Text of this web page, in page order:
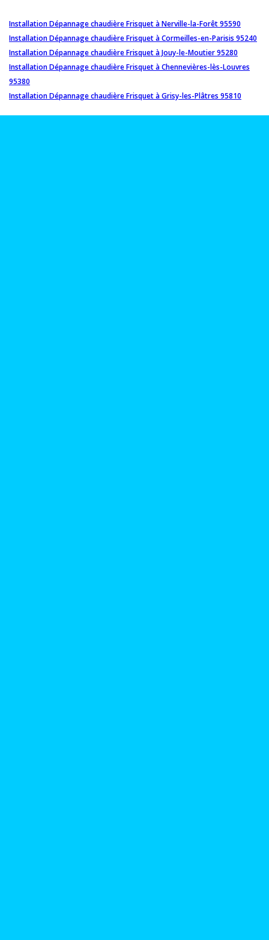
Installation Dépannage chaudière Frisquet à Nerville-la-Forêt 95590
Installation Dépannage chaudière Frisquet à Cormeilles-en-Parisis 95240
Installation Dépannage chaudière Frisquet à Jouy-le-Moutier 95280
Installation Dépannage chaudière Frisquet à Chennevières-lès-Louvres
95380
Installation Dépannage chaudière Frisquet à Grisy-les-Plâtres 95810